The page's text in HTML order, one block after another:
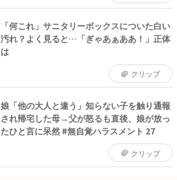
「何これ」サニタリーボックスについた白い
汚れ？よく見ると…「ぎゃあぁああ！」正体
は
クリップ
娘「他の大人と違う」知らない子を触り通報
され帰宅した母→父が怒るも直後、娘が放っ
たひと言に呆然 #無自覚ハラスメント 27
クリップ